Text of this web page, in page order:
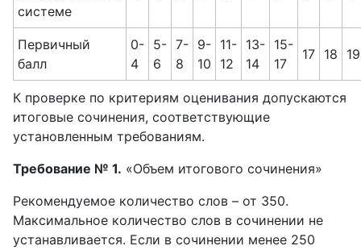
системе
Первичный
балл
0-
4
5-
6
7-
8
9-
10
11-
12
13-
14
15-
17
17 18 19
К проверке по критериям оценивания допускаются
итоговые сочинения, соответствующие
установленным требованиям.
Требование № 1. «Объем итогового сочинения»
Рекомендуемое количество слов – от 350.
Максимальное количество слов в сочинении не
устанавливается. Если в сочинении менее 250